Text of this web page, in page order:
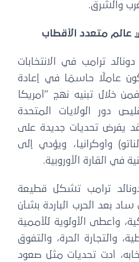
والشرق.
عالم متعدد الأقطاب
ترامب في الانتخابات
عاملًا حاسمًا في إعادة
خلال تبنيه نهج “أمريكا
دور الولايات المتحدة
قد يفرض تحديات جديدة على
وأوكرانيا، ويؤدي إلى
في القارة الأوروبية.
ترامب تشكل قطيعة
بعد الحرب الباردة بشأن
وأعطى الأولوية للأممية
والتجارة الحرة، والتفوق
أدت تحديات مثل صعود